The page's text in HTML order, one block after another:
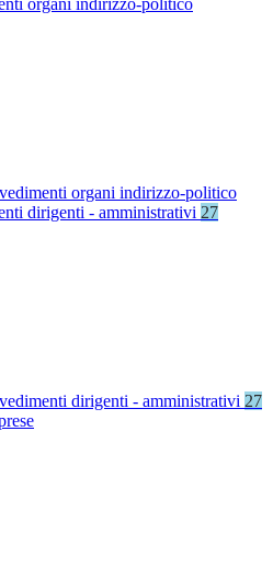
organi indirizzo-politico
organi indirizzo-politico
dirigenti - amministrativi 27
dirigenti - amministrativi 27